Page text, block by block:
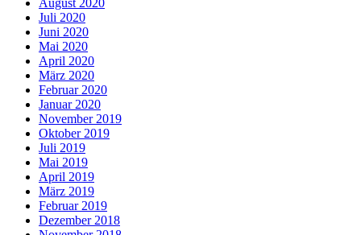
Juli 2020
Juni 2020
Mai 2020
April 2020
März 2020
Februar 2020
Januar 2020
November 2019
Oktober 2019
Juli 2019
Mai 2019
April 2019
März 2019
Februar 2019
Dezember 2018